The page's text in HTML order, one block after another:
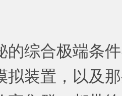
的综合极端条
拟装置，以及